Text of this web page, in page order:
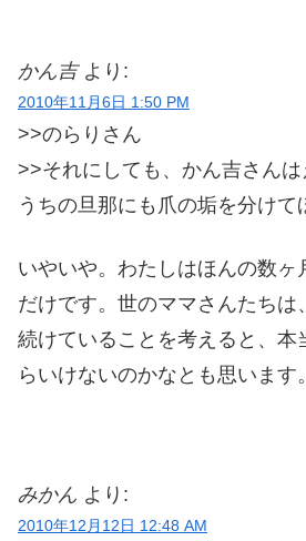
かん吉 より:
2010年11月6日 1:50 PM
>>のらりさん
>>それにしても、かん吉さんは
うちの旦那にも爪の垢を分けて
いやいや。わたしはほんの数ヶ
だけです。世のママさんたちは
続けていることを考えると、本
らいけないのかなとも思います。
みかん より:
2010年12月12日 12:48 AM